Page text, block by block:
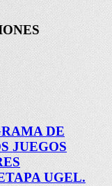
DE
JUEGOS
UGEL.